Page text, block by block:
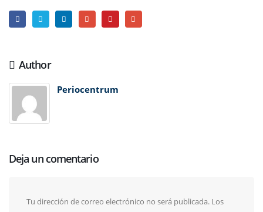
Author
Periocentrum
Deja un comentario
Tu dirección de correo electrónico no será publicada. Los